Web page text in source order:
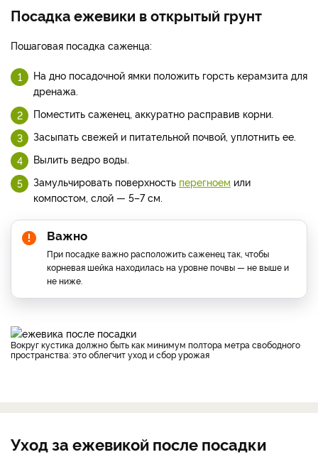
Посадка ежевики в открытый грунт
Пошаговая посадка саженца:
На дно посадочной ямки положить горсть керамзита для
дренажа.
Поместить саженец, аккуратно расправив корни.
Засыпать свежей и питательной почвой, уплотнить ее.
Вылить ведро воды.
Замульчировать поверхность перегноем или
компостом, слой — 5–7 см.
Важно
При посадке важно расположить саженец так, чтобы
корневая шейка находилась на уровне почвы — не выше и
не ниже.
Вокруг кустика должно быть как минимум полтора метра свободного
пространства: это облегчит уход и сбор урожая
Уход за ежевикой после посадки